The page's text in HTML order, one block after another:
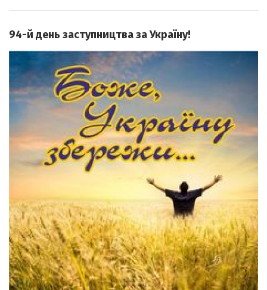
94-й день заступництва за Україну!